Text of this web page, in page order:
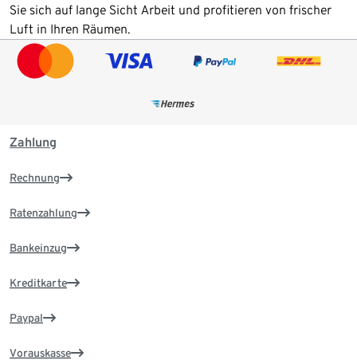
Sie sich auf lange Sicht Arbeit und profitieren von frischer
Luft in Ihren Räumen.
Zahlung
Rechnung
Ratenzahlung
Bankeinzug
Kreditkarte
Paypal
Vorauskasse